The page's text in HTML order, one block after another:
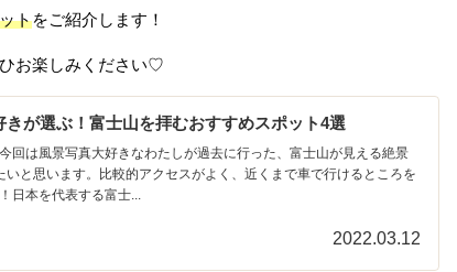
トをご紹介します！
お楽しみください♡
きが選ぶ！富士山を拝むおすすめスポット4選
回は風景写真大好きなわたしが過去に行った、富士山が見える絶景
いと思います。比較的アクセスがよく、近くまで車で行けるところを
日本を代表する富士...
2022.03.12